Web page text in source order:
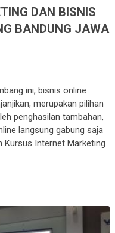
DAN BISNIS
BANDUNG JAWA
ini, bisnis online
merupakan pilihan
penghasilan tambahan,
langsung gabung saja
Kursus Internet Marketing